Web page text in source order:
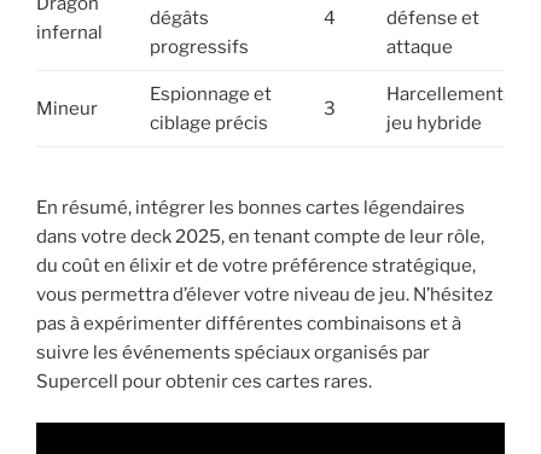
infernal
dégâts
progressifs
4
défense et
attaque
Mineur
Espionnage et
ciblage précis
3
Harcellement,
jeu hybride
En résumé, intégrer les bonnes cartes légendaires
dans votre deck 2025, en tenant compte de leur rôle,
du coût en élixir et de votre préférence stratégique,
vous permettra d’élever votre niveau de jeu. N’hésitez
pas à expérimenter différentes combinaisons et à
suivre les événements spéciaux organisés par
Supercell pour obtenir ces cartes rares.